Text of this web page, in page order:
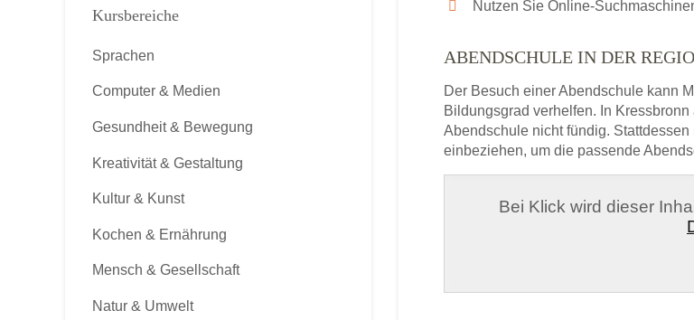
Nutzen Sie Online-
ABENDSCHULE IN DER
Der Besuch einer Abendschule kann
Bildungsgrad verhelfen. In
Abendschule nicht fündig.
einbeziehen, um die passende
Bei Klick wird dieser
Kursbereiche
Sprachen
Computer & Medien
Gesundheit & Bewegung
Kreativität & Gestaltung
Kultur & Kunst
Kochen & Ernährung
Mensch & Gesellschaft
Natur & Umwelt